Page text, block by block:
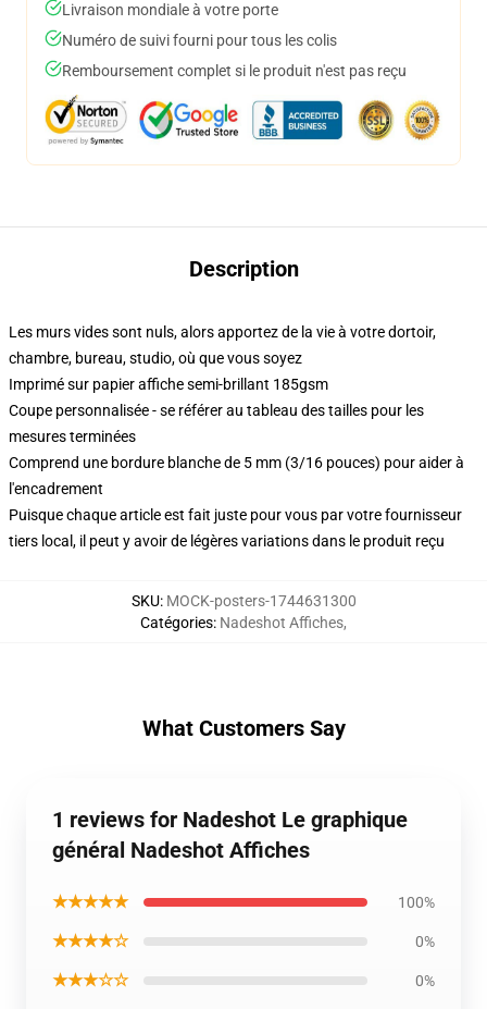
Livraison mondiale à votre porte
Numéro de suivi fourni pour tous les colis
Remboursement complet si le produit n'est pas reçu
Description
Les murs vides sont nuls, alors apportez de la vie à votre dortoir,
chambre, bureau, studio, où que vous soyez
Imprimé sur papier affiche semi-brillant 185gsm
Coupe personnalisée - se référer au tableau des tailles pour les
mesures terminées
Comprend une bordure blanche de 5 mm (3/16 pouces) pour aider à
l'encadrement
Puisque chaque article est fait juste pour vous par votre fournisseur
tiers local, il peut y avoir de légères variations dans le produit reçu
SKU: MOCK-posters-1744631300
Catégories: Nadeshot Affiches,
What Customers Say
1 reviews for Nadeshot Le graphique
général Nadeshot Affiches
★★★★★ 100%
★★★★☆ 0%
★★★☆☆ 0%